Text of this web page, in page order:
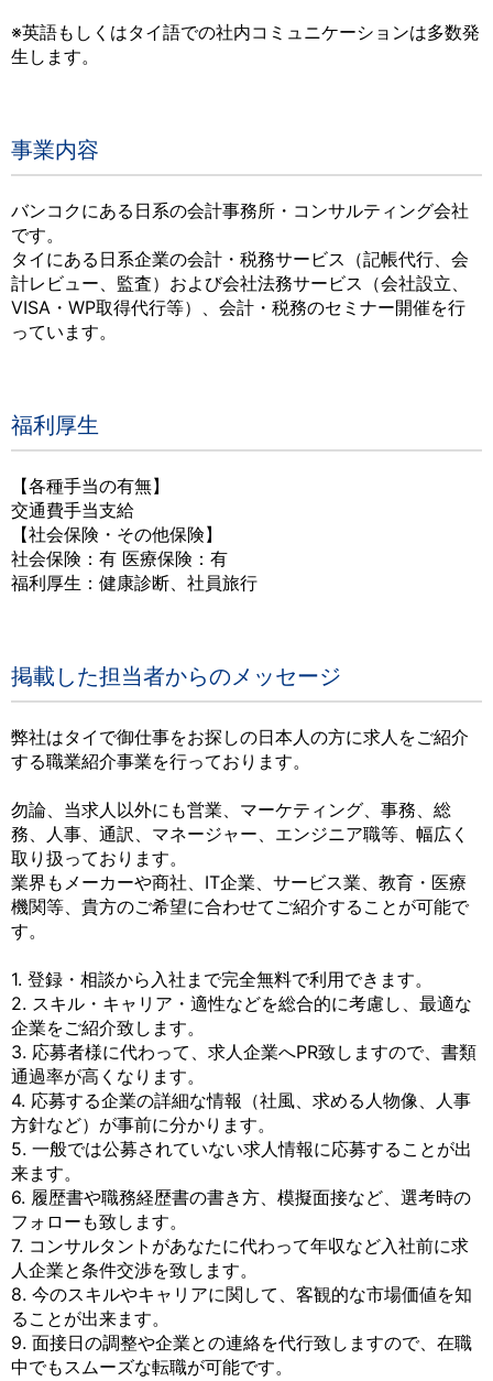
※英語もしくはタイ語での社内コミュニケーションは多数発
生します。
事業内容
バンコクにある日系の会計事務所・コンサルティング会社
です。
タイにある日系企業の会計・税務サービス（記帳代行、会
計レビュー、監査）および会社法務サービス（会社設立、
VISA・WP取得代行等）、会計・税務のセミナー開催を行
っています。
福利厚生
【各種手当の有無】
交通費手当支給
【社会保険・その他保険】
社会保険：有 医療保険：有
福利厚生：健康診断、社員旅行
掲載した担当者からのメッセージ
弊社はタイで御仕事をお探しの日本人の方に求人をご紹介
する職業紹介事業を行っております。
勿論、当求人以外にも営業、マーケティング、事務、総
務、人事、通訳、マネージャー、エンジニア職等、幅広く
取り扱っております。
業界もメーカーや商社、IT企業、サービス業、教育・医療
機関等、貴方のご希望に合わせてご紹介することが可能で
す。
1. 登録・相談から入社まで完全無料で利用できます。
2. スキル・キャリア・適性などを総合的に考慮し、最適な
企業をご紹介致します。
3. 応募者様に代わって、求人企業へPR致しますので、書類
通過率が高くなります。
4. 応募する企業の詳細な情報（社風、求める人物像、人事
方針など）が事前に分かります。
5. 一般では公募されていない求人情報に応募することが出
来ます。
6. 履歴書や職務経歴書の書き方、模擬面接など、選考時の
フォローも致します。
7. コンサルタントがあなたに代わって年収など入社前に求
人企業と条件交渉を致します。
8. 今のスキルやキャリアに関して、客観的な市場価値を知
ることが出来ます。
9. 面接日の調整や企業との連絡を代行致しますので、在職
中でもスムーズな転職が可能です。